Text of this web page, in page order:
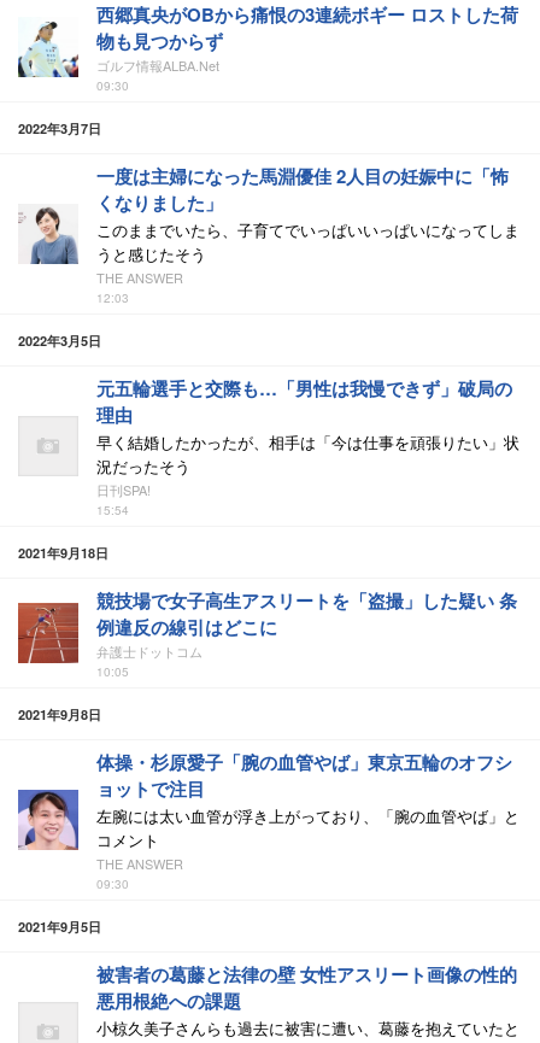
西郷真央がOBから痛恨の3連続ボギー ロストした荷
物も見つからず
ゴルフ情報ALBA.Net
09:30
2022年3月7日
一度は主婦になった馬淵優佳 2人目の妊娠中に「怖
くなりました」
このままでいたら、子育てでいっぱいいっぱいになってしま
うと感じたそう
THE ANSWER
12:03
2022年3月5日
元五輪選手と交際も…「男性は我慢できず」破局の
理由
早く結婚したかったが、相手は「今は仕事を頑張りたい」状
況だったそう
日刊SPA!
15:54
2021年9月18日
競技場で女子高生アスリートを「盗撮」した疑い 条
例違反の線引はどこに
弁護士ドットコム
10:05
2021年9月8日
体操・杉原愛子「腕の血管やば」東京五輪のオフシ
ョットで注目
左腕には太い血管が浮き上がっており、「腕の血管やば」と
コメント
THE ANSWER
09:30
2021年9月5日
被害者の葛藤と法律の壁 女性アスリート画像の性的
悪用根絶への課題
小椋久美子さんらも過去に被害に遭い、葛藤を抱えていたと